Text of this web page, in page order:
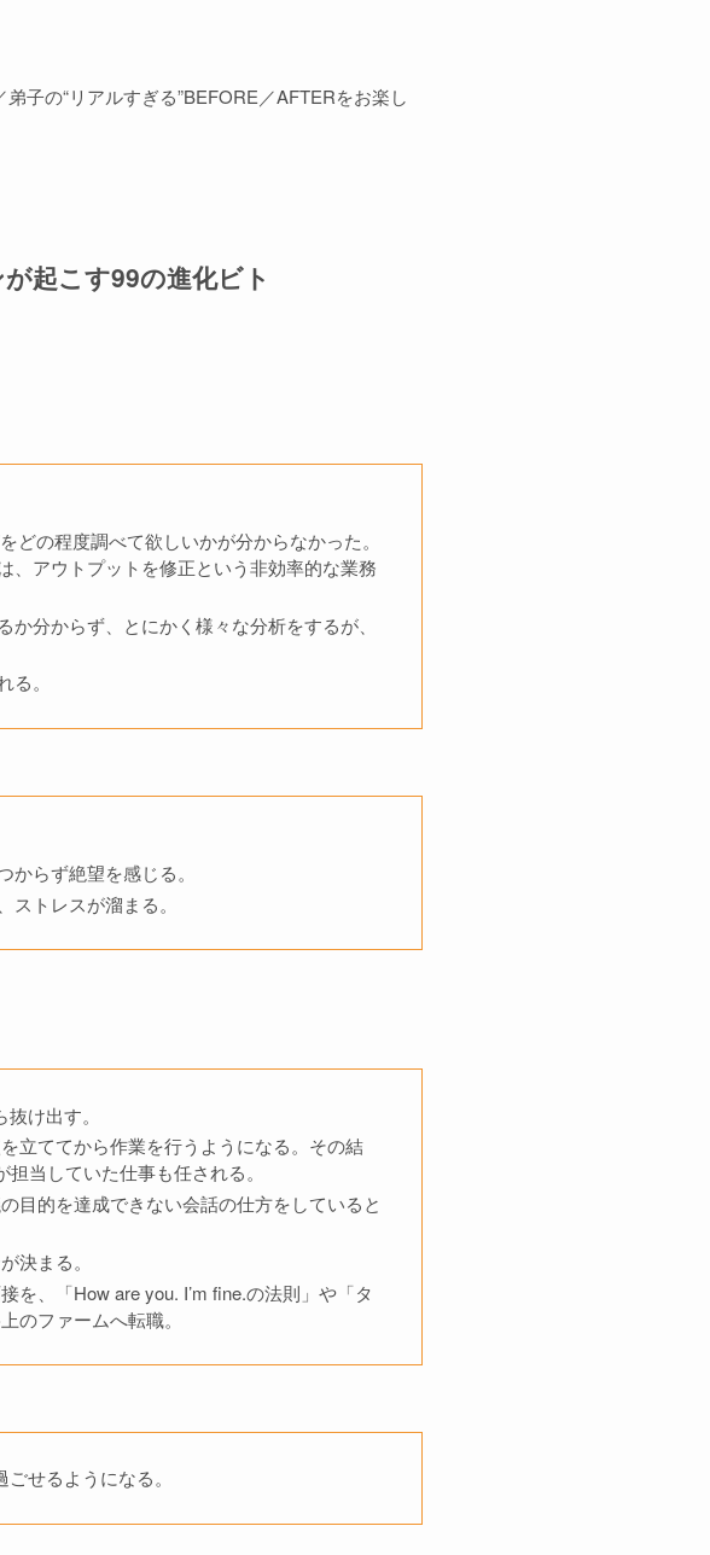
子の“リアルすぎる”BEFORE／AFTERをお楽し
起こす99の進化ビト
の程度調べて欲しいかが分からなかった。
、アウトプットを修正という非効率的な業務
分からず、とにかく様々な分析をするが、
。
らず絶望を感じる。
トレスが溜まる。
け出す。
立ててから作業を行うようになる。その結
当していた仕事も任される。
目的を達成できない会話の仕方をしていると
決まる。
を、「How are you. I’m fine.の法則」や「タ
のファームへ転職。
せるようになる。